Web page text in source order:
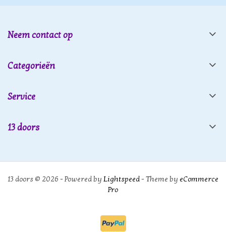
Neem contact op
Categorieën
Service
13 doors
13 doors © 2026 - Powered by Lightspeed- Theme by eCommerce
Pro